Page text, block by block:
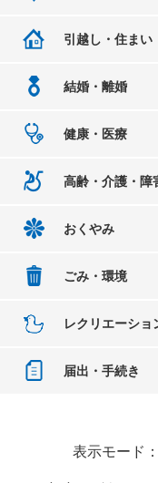
引越し・住まい
結婚・離婚
健康・医療
高齢・介護・障
おくやみ
ごみ・環境
レクリエーショ
届出・手続き
表示モード